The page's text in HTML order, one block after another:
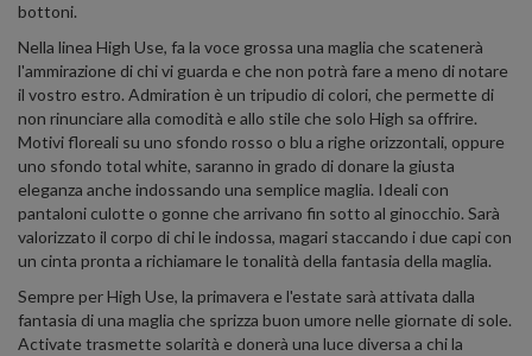
bottoni.
Nella linea High Use, fa la voce grossa una maglia che scatenerà
l'ammirazione di chi vi guarda e che non potrà fare a meno di notare
il vostro estro. Admiration è un tripudio di colori, che permette di
non rinunciare alla comodità e allo stile che solo High sa offrire.
Motivi floreali su uno sfondo rosso o blu a righe orizzontali, oppure
uno sfondo total white, saranno in grado di donare la giusta
eleganza anche indossando una semplice maglia. Ideali con
pantaloni culotte o gonne che arrivano fin sotto al ginocchio. Sarà
valorizzato il corpo di chi le indossa, magari staccando i due capi con
un cinta pronta a richiamare le tonalità della fantasia della maglia.
Sempre per High Use, la primavera e l'estate sarà attivata dalla
fantasia di una maglia che sprizza buon umore nelle giornate di sole.
Activate trasmette solarità e donerà una luce diversa a chi la